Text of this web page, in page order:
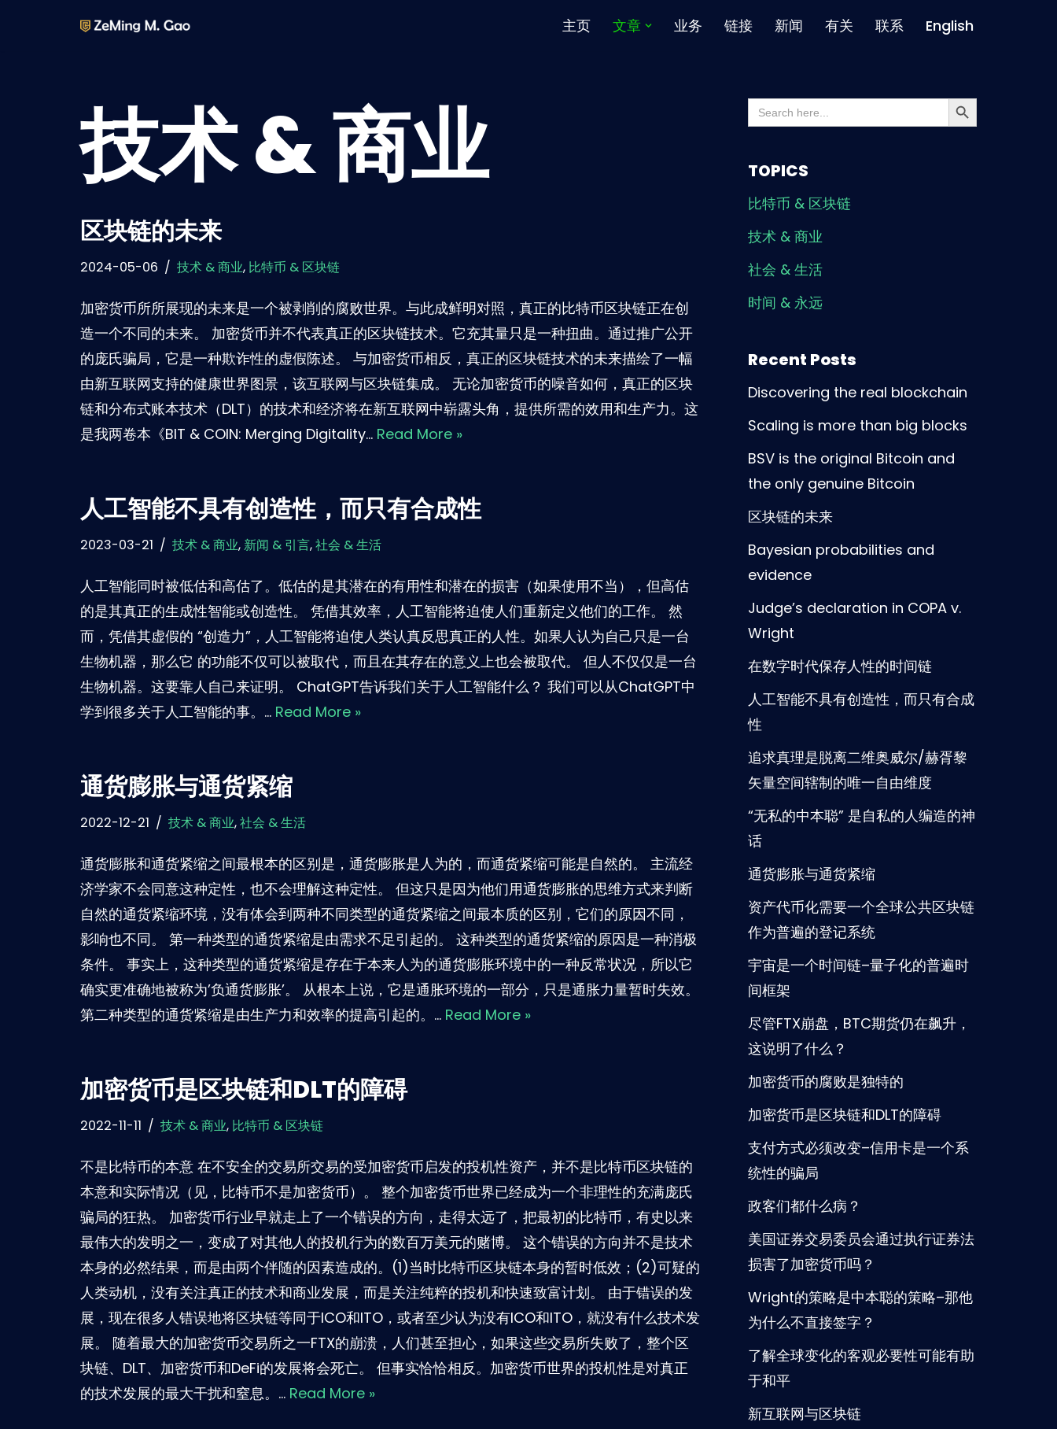
主页 文章 业务 链接 新闻 有关 联系 English
技术 & 商业
区块链的未来
2024-05-06 技术 & 商业, 比特币 & 区块链
加密货币所所展现的未来是一个被剥削的腐败世界。与此成鲜明对照，真正的比特币区块链正在创
造一个不同的未来。 加密货币并不代表真正的区块链技术。它充其量只是一种扭曲。通过推广公开
的庞氏骗局，它是一种欺诈性的虚假陈述。 与加密货币相反，真正的区块链技术的未来描绘了一幅
由新互联网支持的健康世界图景，该互联网与区块链集成。 无论加密货币的噪音如何，真正的区块
链和分布式账本技术（DLT）的技术和经济将在新互联网中崭露头角，提供所需的效用和生产力。这
是我两卷本《BIT & COIN: Merging Digitality… Read More »
人工智能不具有创造性，而只有合成性
2023-03-21 技术 & 商业,新闻 & 引言,社会 & 生活
人工智能同时被低估和高估了。低估的是其潜在的有用性和潜在的损害（如果使用不当），但高估
的是其真正的生成性智能或创造性。 凭借其效率，人工智能将迫使人们重新定义他们的工作。 然
而，凭借其虚假的 “创造力”，人工智能将迫使人类认真反思真正的人性。如果人认为自己只是一台
生物机器，那么它 的功能不仅可以被取代，而且在其存在的意义上也会被取代。 但人不仅仅是一台
生物机器。这要靠人自己来证明。 ChatGPT告诉我们关于人工智能什么？ 我们可以从ChatGPT中
学到很多关于人工智能的事。… Read More »
通货膨胀与通货紧缩
2022-12-21 技术 & 商业,社会 & 生活
通货膨胀和通货紧缩之间最根本的区别是，通货膨胀是人为的，而通货紧缩可能是自然的。 主流经
济学家不会同意这种定性，也不会理解这种定性。 但这只是因为他们用通货膨胀的思维方式来判断
自然的通货紧缩环境，没有体会到两种不同类型的通货紧缩之间最本质的区别，它们的原因不同，
影响也不同。 第一种类型的通货紧缩是由需求不足引起的。 这种类型的通货紧缩的原因是一种消极
条件。 事实上，这种类型的通货紧缩是存在于本来人为的通货膨胀环境中的一种反常状况，所以它
确实更准确地被称为’负通货膨胀’。 从根本上说，它是通胀环境的一部分，只是通胀力量暂时失效。
第二种类型的通货紧缩是由生产力和效率的提高引起的。… Read More »
加密货币是区块链和DLT的障碍
2022-11-11 技术 & 商业, 比特币 & 区块链
不是比特币的本意 在不安全的交易所交易的受加密货币启发的投机性资产，并不是比特币区块链的
本意和实际情况（见，比特币不是加密货币）。 整个加密货币世界已经成为一个非理性的充满庞氏
骗局的狂热。 加密货币行业早就走上了一个错误的方向，走得太远了，把最初的比特币，有史以来
最伟大的发明之一，变成了对其他人的投机行为的数百万美元的赌博。 这个错误的方向并不是技术
本身的必然结果，而是由两个伴随的因素造成的。(1)当时比特币区块链本身的暂时低效；(2)可疑的
人类动机，没有关注真正的技术和商业发展，而是关注纯粹的投机和快速致富计划。 由于错误的发
展，现在很多人错误地将区块链等同于ICO和ITO，或者至少认为没有ICO和ITO，就没有什么技术发
展。 随着最大的加密货币交易所之一FTX的崩溃，人们甚至担心，如果这些交易所失败了，整个区
块链、DLT、加密货币和DeFi的发展将会死亡。 但事实恰恰相反。加密货币世界的投机性是对真正
的技术发展的最大干扰和窒息。… Read More »
Search
for:
Search Button
TOPICS
比特币 & 区块链
技术 & 商业
社会 & 生活
时间 & 永远
Recent Posts
Discovering the real blockchain
Scaling is more than big blocks
BSV is the original Bitcoin and
the only genuine Bitcoin
区块链的未来
Bayesian probabilities and
evidence
Judge’s declaration in COPA v.
Wright
在数字时代保存人性的时间链
人工智能不具有创造性，而只有合成
性
追求真理是脱离二维奥威尔/赫胥黎
矢量空间辖制的唯一自由维度
“无私的中本聪” 是自私的人编造的神
话
通货膨胀与通货紧缩
资产代币化需要一个全球公共区块链
作为普遍的登记系统
宇宙是一个时间链–量子化的普遍时
间框架
尽管FTX崩盘，BTC期货仍在飙升，
这说明了什么？
加密货币的腐败是独特的
加密货币是区块链和DLT的障碍
支付方式必须改变–信用卡是一个系
统性的骗局
政客们都什么病？
美国证券交易委员会通过执行证券法
损害了加密货币吗？
Wright的策略是中本聪的策略–那他
为什么不直接签字？
了解全球变化的客观必要性可能有助
于和平
新互联网与区块链